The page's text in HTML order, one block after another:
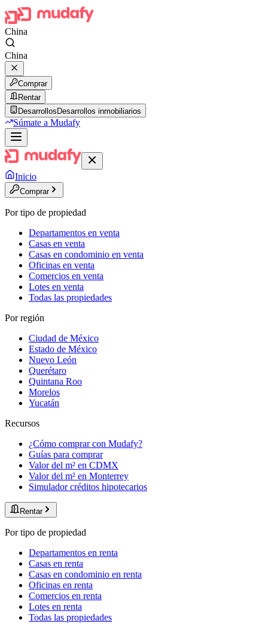
China
China
Comprar
Rentar
Desarrollos Desarrollos inmobiliarios
Súmate a Mudafy
Inicio
Comprar
Por tipo de propiedad
Departamentos en venta
Casas en venta
Casas en condominio en venta
Oficinas en venta
Comercios en venta
Lotes en venta
Todas las propiedades
Por región
Ciudad de México
Estado de México
Nuevo León
Querétaro
Quintana Roo
Morelos
Yucatán
Recursos
¿Cómo comprar con Mudafy?
Guías para comprar
Valor del m² en CDMX
Valor del m² en Monterrey
Simulador créditos hipotecarios
Rentar
Por tipo de propiedad
Departamentos en renta
Casas en renta
Casas en condominio en renta
Oficinas en renta
Comercios en renta
Lotes en renta
Todas las propiedades